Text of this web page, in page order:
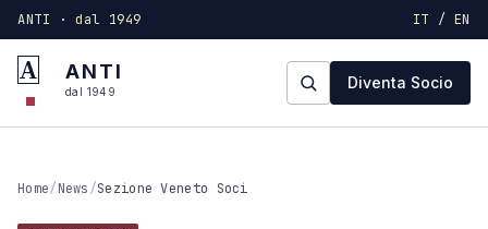
ANTI · dal 1949 IT / EN
A ANTI
dal 1949 Diventa Socio
Home/News/Sezione Veneto Soci